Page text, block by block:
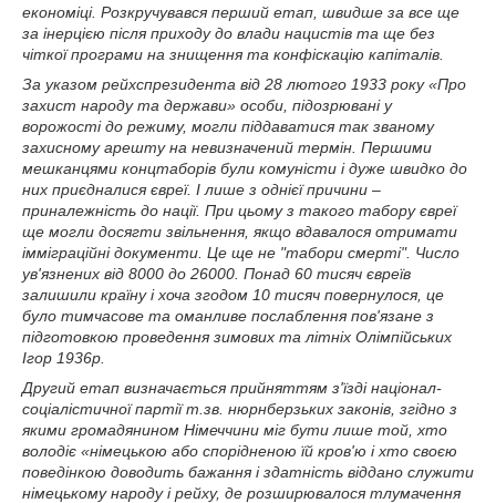
економіці. Розкручувався перший етап, швидше за все ще
за інерцією після приходу до влади нацистів та ще без
чіткої програми на знищення та конфіскацію капіталів.
За указом рейхспрезидента від 28 лютого 1933 року «Про
захист народу та держави» особи, підозрювані у
ворожості до режиму, могли піддаватися так званому
захисному арешту на невизначений термін. Першими
мешканцями концтаборів були комуністи і дуже швидко до
них приєдналися євреї. І лише з однієї причини –
приналежність до нації. При цьому з такого табору євреї
ще могли досягти звільнення, якщо вдавалося отримати
імміграційні документи. Це ще не "табори смерті". Число
ув'язнених від 8000 до 26000. Понад 60 тисяч євреїв
залишили країну і хоча згодом 10 тисяч повернулося, це
було тимчасове та оманливе послаблення пов'язане з
підготовкою проведення зимових та літніх Олімпійських
Ігор 1936р.
Другий етап визначається прийняттям з'їзді націонал-
соціалістичної партії т.зв. нюрнберзьких законів, згідно з
якими громадянином Німеччини міг бути лише той, хто
володіє «німецькою або спорідненою їй кров'ю і хто своєю
поведінкою доводить бажання і здатність віддано служити
німецькому народу і рейху, де розширювалося тлумачення